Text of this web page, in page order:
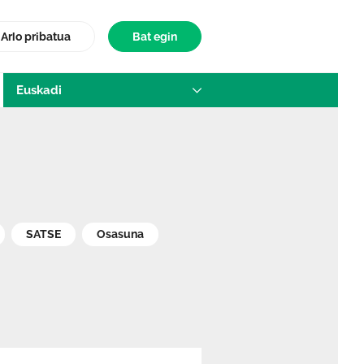
Arlo pribatua Bat egin
Euskadi
SATSE Osasuna